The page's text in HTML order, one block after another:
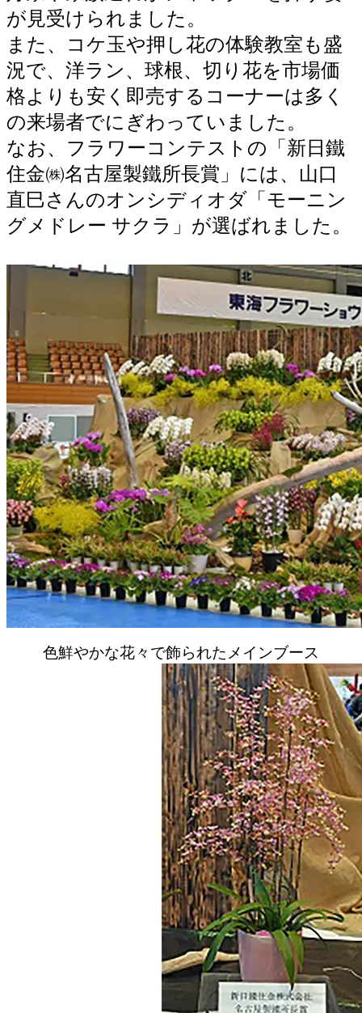
が見受けられました。
また、コケ玉や押し花の体験教室も盛
況で、洋ラン、球根、切り花を市場価
格よりも安く即売するコーナーは多く
の来場者でにぎわっていました。
なお、フラワーコンテストの「新日鐵
住金㈱名古屋製鐵所長賞」には、山口
直巳さんのオンシディオダ「モーニン
グメドレー サクラ」が選ばれました。
色鮮やかな花々で飾られたメインブース